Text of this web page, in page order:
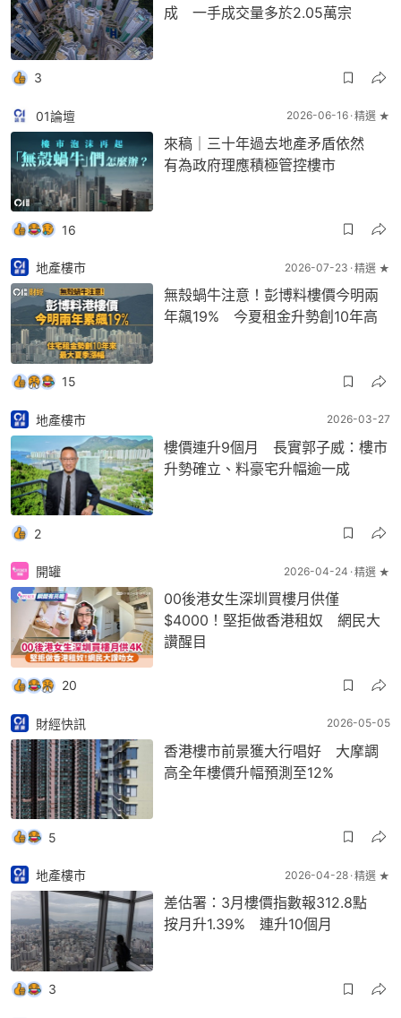
成 一手成交量多於2.05萬宗
3
01論壇 2026-06-16 精選 ★
來稿｜三十年過去地產矛盾依然
有為政府理應積極管控樓市
16
地產樓市 2026-07-23 精選 ★
無殼蝸牛注意！彭博料樓價今明兩
年飆19% 今夏租金升勢創10年高
15
地產樓市 2026-03-27
樓價連升9個月 長實郭子威：樓市
升勢確立、料豪宅升幅逾一成
2
開罐 2026-04-24 精選 ★
00後港女生深圳買樓月供僅
$4000！堅拒做香港租奴 網民大
讚醒目
20
財經快訊 2026-05-05
香港樓市前景獲大行唱好 大摩調
高全年樓價升幅預測至12%
5
地產樓市 2026-04-28 精選 ★
差估署：3月樓價指數報312.8點
按月升1.39% 連升10個月
3